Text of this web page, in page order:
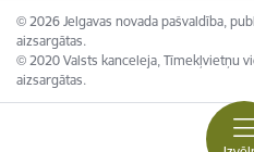
© 2026 Jelgavas novada pašvaldība,
aizsargātas.
© 2020 Valsts kanceleja, Tīmekļvietņu
aizsargātas.